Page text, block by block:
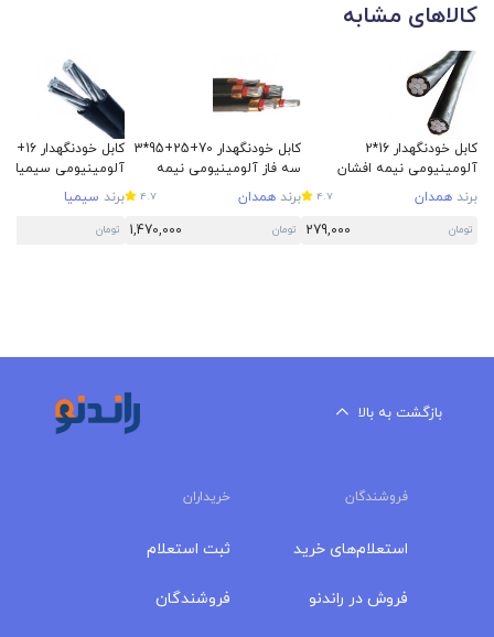
کالاهای مشابه
کابل خودنگهدار 16*2
آلومینیومی نیمه افشان
همدانبرند همدان 4.7
تومان 279,000
کابل خودنگهدار 70+25+95*3
سه فاز آلومینیومی نیمه
افشان همدانبرند همدان 4.7
تومان 1,470,000
آلومینیومی سیمیا
برند سیمیا
تومان
بازگشت به بالا
فروشندگان خریداران
استعلام‌های خرید
فروش در راندنو
ثبت استعلام
فروشندگان